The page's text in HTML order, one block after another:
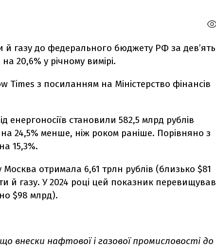
газу до федерального бюджету РФ за дев’ять
20,6% у річному вимірі.
Times з посиланням на Міністерство фінансів
енергоносіїв становили 582,5 млрд рублів
24,5% менше, ніж роком раніше. Порівняно з
15,3%.
Москва отримала 6,61 трлн рублів (близько $81
й газу. У 2024 році цей показник перевищував
$98 млрд).
внески нафтової і газової промисловості до